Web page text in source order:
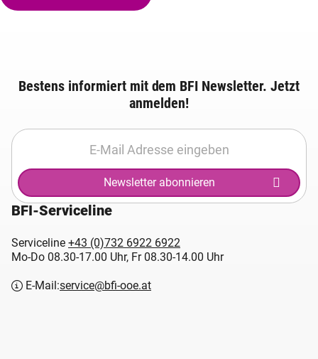
Bestens informiert mit dem BFI Newsletter. Jetzt
anmelden!
Newsletter abonnieren
BFI-Serviceline
Serviceline +43 (0)732 6922 6922
Mo-Do 08.30-17.00 Uhr, Fr 08.30-14.00 Uhr
E-Mail:service@bfi-ooe.at